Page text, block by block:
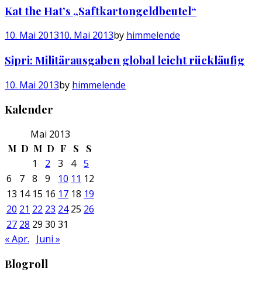
Kat the Hat’s „Saftkartongeldbeutel“
10. Mai 201310. Mai 2013by himmelende
Sipri: Militärausgaben global leicht rückläufig
10. Mai 2013by himmelende
Kalender
Mai 2013
M D M D F S S
1 2 3 4 5
6
7 8 9 10 11 12
13 14 15 16 17 18 19
20 21 22 23 24 25 26
27 28 29 30 31
« Apr.
Juni »
Blogroll